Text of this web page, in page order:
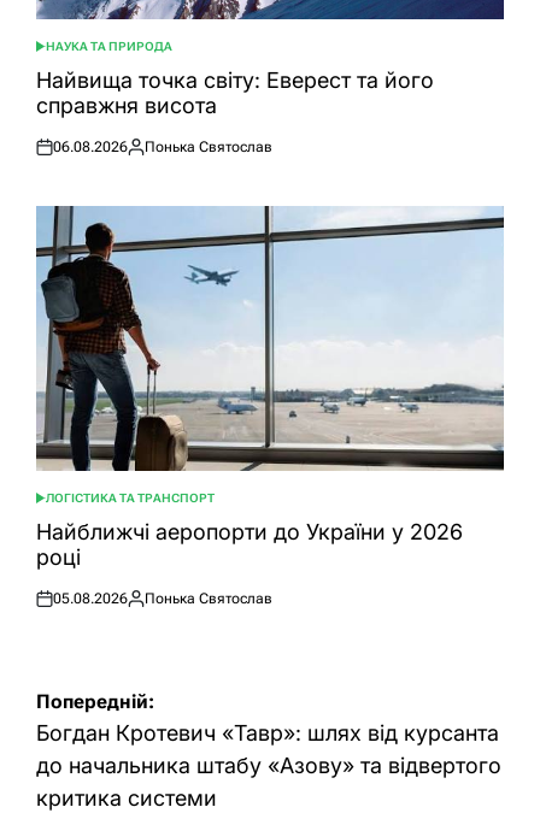
ОПУБЛІКУВАТИ
У
НАУКА ТА ПРИРОДА
Найвища точка світу: Еверест та його
справжня висота
Оприлюднено
06.08.2026
Опубліковано
Понька Святослав
ОПУБЛІКУВАТИ
У
ЛОГІСТИКА ТА ТРАНСПОРТ
Найближчі аеропорти до України у 2026
році
Оприлюднено
05.08.2026
Опубліковано
Понька Святослав
Навігація
записів
Попередній:
Богдан Кротевич «Тавр»: шлях від курсанта
до начальника штабу «Азову» та відвертого
критика системи